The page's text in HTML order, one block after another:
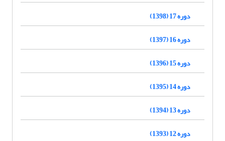
دوره 17 (1398)
دوره 16 (1397)
دوره 15 (1396)
دوره 14 (1395)
دوره 13 (1394)
دوره 12 (1393)